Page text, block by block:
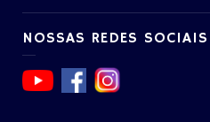
NOSSAS REDES SOCIAIS